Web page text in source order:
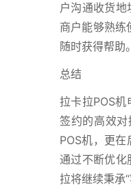
户沟通收货
商户能够熟
随时获得帮助。
总结
拉卡拉POS
签约的高效
POS机，更
通过不断优化
拉将继续秉承